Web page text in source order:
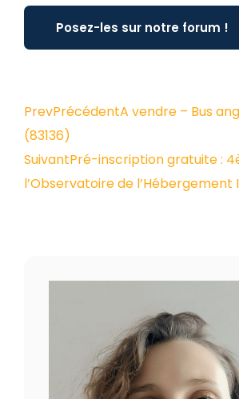
Posez-les sur notre forum !
PrevPrécédentA vendre – Bus
(83136)
SuivantPré-inscription gratuite :
l’Observatoire de l’Hébergement